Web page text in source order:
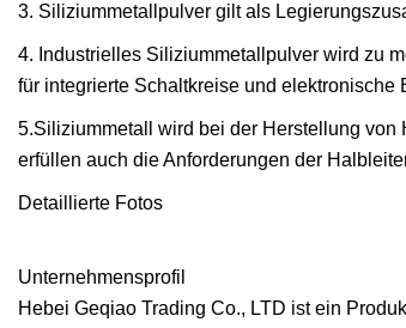
3. Siliziummetallpulver gilt als
4. Industrielles Siliziummetallpulver wird zu
für integrierte Schaltkreise und elektronische
5.Siliziummetall wird bei der Herstellung
erfüllen auch die Anforderungen der
Detaillierte Fotos
Unternehmensprofil
Hebei Geqiao Trading Co., LTD ist ein